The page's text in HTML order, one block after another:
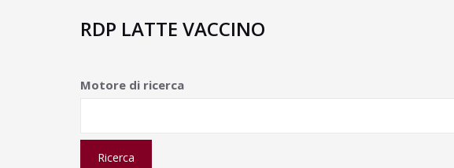
RDP LATTE VACCINO
Motore di ricerca